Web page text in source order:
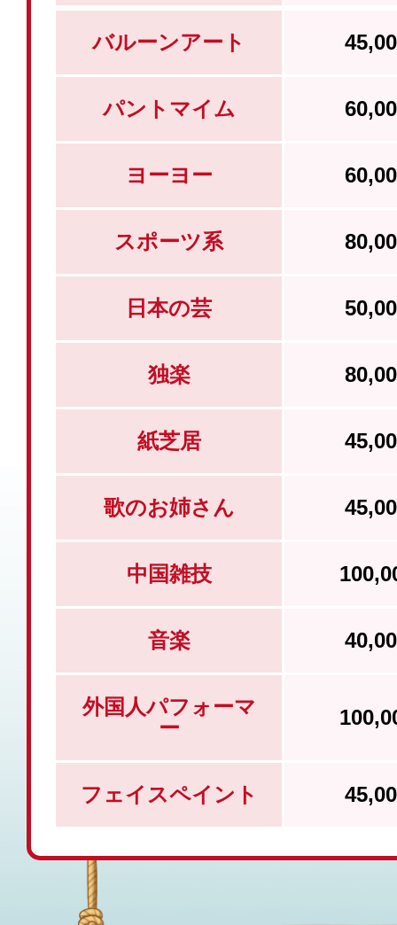
バルーンアート
パントマイム
ヨーヨー
スポーツ系
日本の芸
独楽
紙芝居
歌のお姉さん
中国雑技
音楽
外国人パフォーマ
ー
フェイスペイント